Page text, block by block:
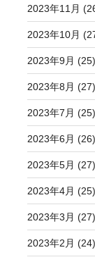
2023年11月
2023年10月
2023年9月 (25)
2023年8月 (27)
2023年7月 (25)
2023年6月 (26)
2023年5月 (27)
2023年4月 (25)
2023年3月 (27)
2023年2月 (24)